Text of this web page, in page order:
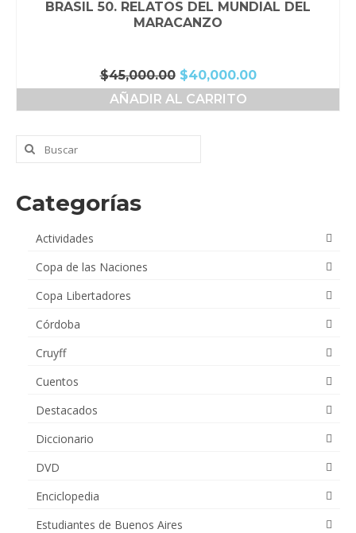
BRASIL 50. RELATOS DEL MUNDIAL DEL
MARACANZO
$45,000.00 El
precio
original
$45,000.00.
$40,000.00El
precio
AÑADIR AL CARRITO
Buscar
por:
Categorías
Actividades
Copa de las Naciones
Copa Libertadores
Córdoba
Cruyff
Cuentos
Destacados
Diccionario
DVD
Enciclopedia
Estudiantes de Buenos Aires